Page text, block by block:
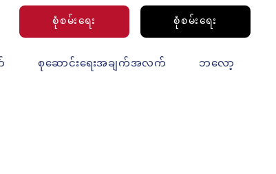
စုံစမ်းရေး စုံစမ်းရေး
စုဆောင်းရေးအချက်အလက် ဘလော့